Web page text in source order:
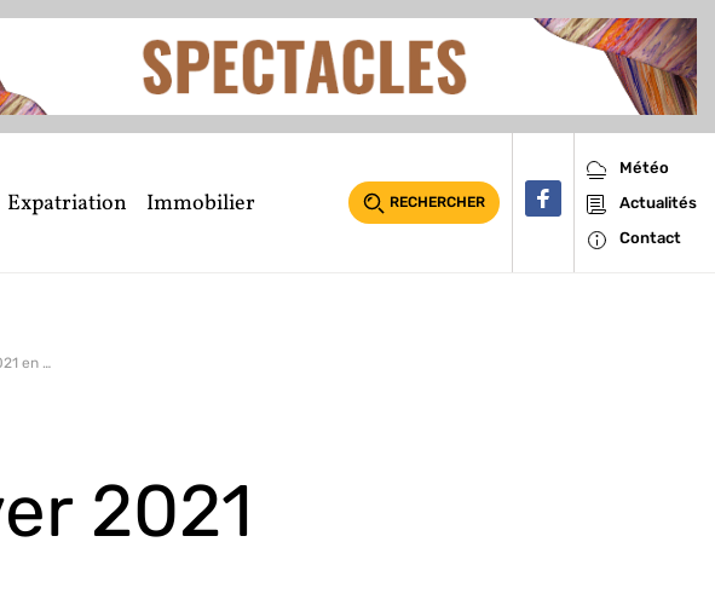
Expatriation Immobilier RECHERCHER
Météo
Actualités
Contact
Bientôt les soldes d’hiver 2021 en Andorre !
2021